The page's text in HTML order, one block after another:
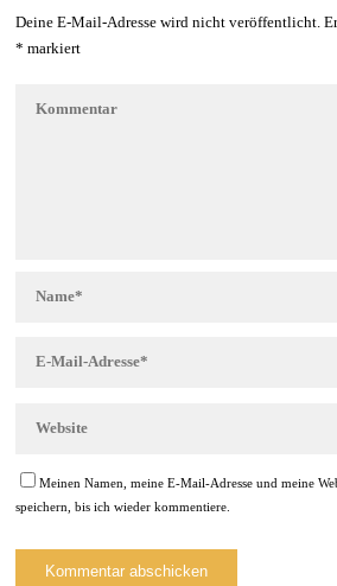
Deine E-Mail-Adresse wird nicht veröffentlicht.
* markiert
Meinen Namen, meine E-Mail-Adresse und meine
speichern, bis ich wieder kommentiere.